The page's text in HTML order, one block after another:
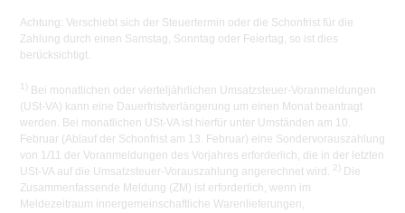
Achtung: Verschiebt sich der Steuertermin oder die Schonfrist für die
Zahlung durch einen Samstag, Sonntag oder Feiertag, so ist dies
berücksichtigt.
1) Bei monatlichen oder vierteljährlichen Umsatzsteuer-Voranmeldungen
(USt-VA) kann eine Dauerfristverlängerung um einen Monat beantragt
werden. Bei monatlichen USt-VA ist hierfür unter Umständen am 10.
Februar (Ablauf der Schonfrist am 13. Februar) eine Sondervorauszahlung
von 1/11 der Voranmeldungen des Vorjahres erforderlich, die in der letzten
USt-VA auf die Umsatzsteuer-Vorauszahlung angerechnet wird. 2) Die
Zusammenfassende Meldung (ZM) ist erforderlich, wenn im
Meldezeitraum innergemeinschaftliche Warenlieferungen,